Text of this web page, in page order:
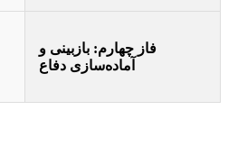
فاز چهارم: بازبینی و
آماده‌سازی دفاع